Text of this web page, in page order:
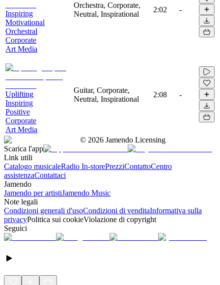
Inspiring
Motivational
Orchestral
Corporate
Art Media
Orchestra, Corporate,
Neutral, Inspirational
2:02 -
Uplifting
Inspiring
Positive
Corporate
Art Media
Guitar, Corporate,
Neutral, Inspirational
2:08 -
© 2026 Jamendo Licensing
Scarica l'app
Link utili
Catalogo musicaleRadio In-storePrezziContattoCentro
assistenzaContattaci
Jamendo
Jamendo per artistiJamendo Music
Note legali
Condizioni generali d'usoCondizioni di venditaInformativa sulla
privacyPolitica sui cookieViolazione di copyright
Seguici